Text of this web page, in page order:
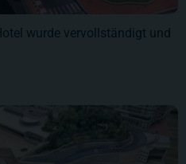
wurde vervollständigt und